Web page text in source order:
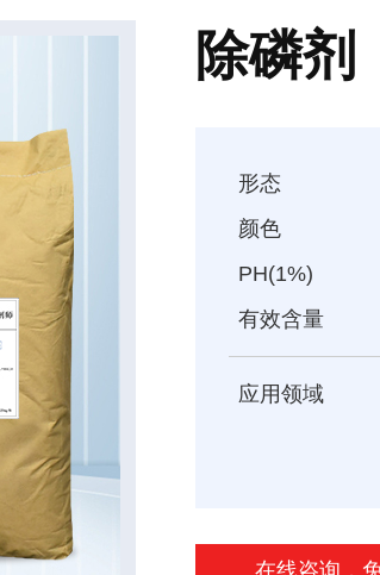
除磷剂
形态
颜色
PH(1%)
有效含量
应用领域